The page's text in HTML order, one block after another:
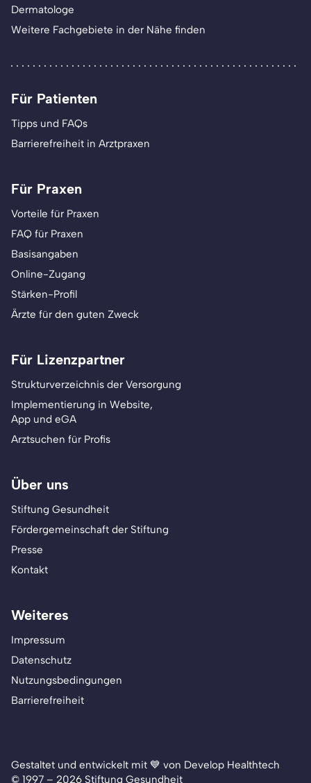
Dermatologe
Weitere Fachgebiete in der Nähe finden
Für Patienten
Tipps und FAQs
Barrierefreiheit in Arztpraxen
Für Praxen
Vorteile für Praxen
FAQ für Praxen
Basisangaben
Online-Zugang
Stärken-Profil
Ärzte für den guten Zweck
Für Lizenzpartner
Strukturverzeichnis der Versorgung
Implementierung in Website,
App und eGA
Arztsuchen für Profis
Über uns
Stiftung Gesundheit
Fördergemeinschaft der Stiftung
Presse
Kontakt
Weiteres
Impressum
Datenschutz
Nutzungsbedingungen
Barrierefreiheit
Gestaltet und entwickelt mit 💙 von Develop Healthtech
© 1997 – 2026 Stiftung Gesundheit